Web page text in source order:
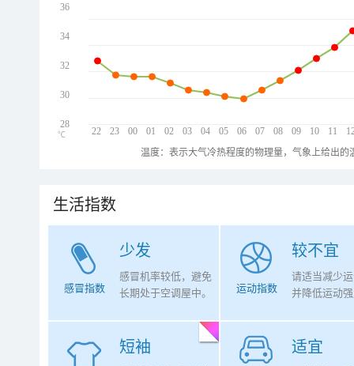
22 23 00 01 02 03 04 05 06 07 08 09 10 11
36
34
32
30
28
℃
温度：表示大气冷热程度的物理量，气象上给出
生活指数
少发
感冒指数
感冒机率较低，避免
长期处于空调屋中。
较不宜
运动指数
请适当减少
并降低运动
短袖 适宜